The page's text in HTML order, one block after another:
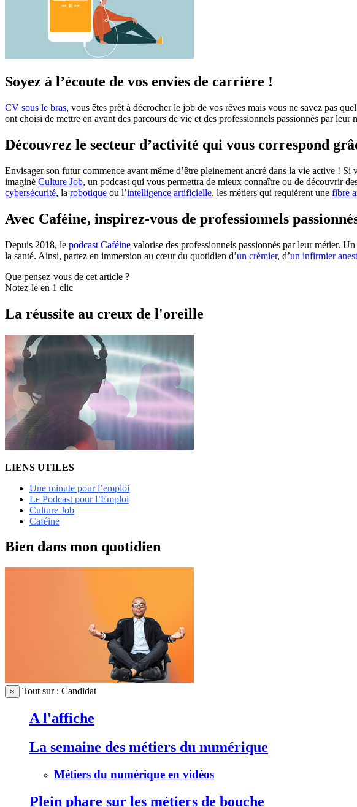
Soyez à l’écoute de vos envies de carrière !
CV sous le bras, vous êtes prêt à décrocher le job de vos rêves mais vous ne savez pas
ont choisi de mettre en avant des parcours de vie et des professionnels passionnés par
Découvrez le secteur d’activité qui vous correspond
Envisager son futur commence avant même d’être pleinement ancré dans la vie active !
imaginé Culture Job, un podcast qui vous permettra de mieux connaître ou de découvrir
cybersécurité, la robotique ou l’intelligence artificielle, les métiers qui requièrent une fibre
Avec Caféine, inspirez-vous de professionnels
Depuis 2018, le podcast Caféine valorise des professionnels passionnés par leur métier.
la santé. Ainsi, partez en immersion au cœur du quotidien d’un crémier, d’un infirmier
Que pensez-vous de cet article ?
Notez-le en 1 clic
La réussite au creux de l'oreille
LIENS UTILES
Une minute pour l’emploi
Le Podcast pour l’Emploi
Culture Job
Caféine
Bien dans mon quotidien
× Tout sur : Candidat
A l'affiche
La semaine des métiers du numérique
Métiers du numérique en vidéos
Plein phare sur les métiers de bouche